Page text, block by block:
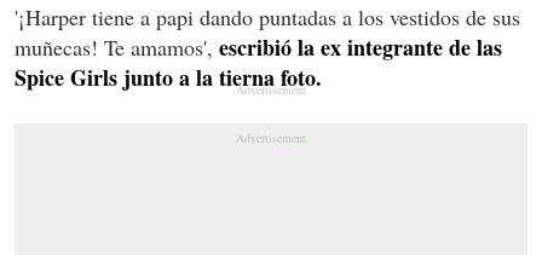
'¡Harper tiene a papi dando puntadas a los vestidos de sus
muñecas! Te amamos', escribió la ex integrante de las
Spice Girls junto a la tierna foto.